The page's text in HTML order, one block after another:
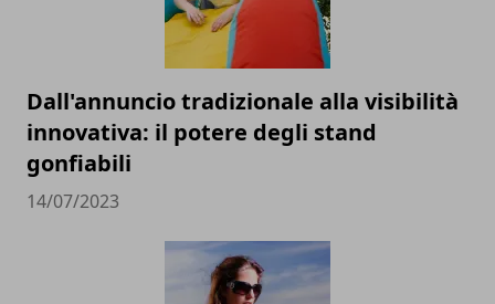
Dall'annuncio tradizionale alla visibilità
innovativa: il potere degli stand
gonfiabili
14/07/2023